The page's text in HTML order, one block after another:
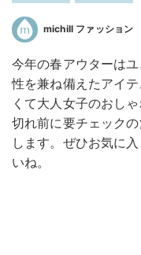
michill ファッション
今年の春アウターは
性を兼ね備えたアイ
くて大人女子のおし
切れ前に要チェック
します。ぜひお気に
いね。